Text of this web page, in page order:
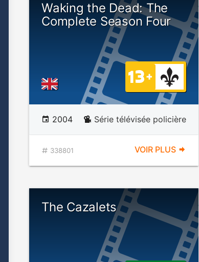
Waking the Dead: The
Complete Season Four
2004 Série télévisée policière
338801 VOIR PLUS
The Cazalets